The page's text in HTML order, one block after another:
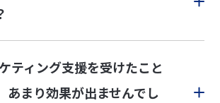
ティング支援を受けたこと
あまり効果が出ませんでし